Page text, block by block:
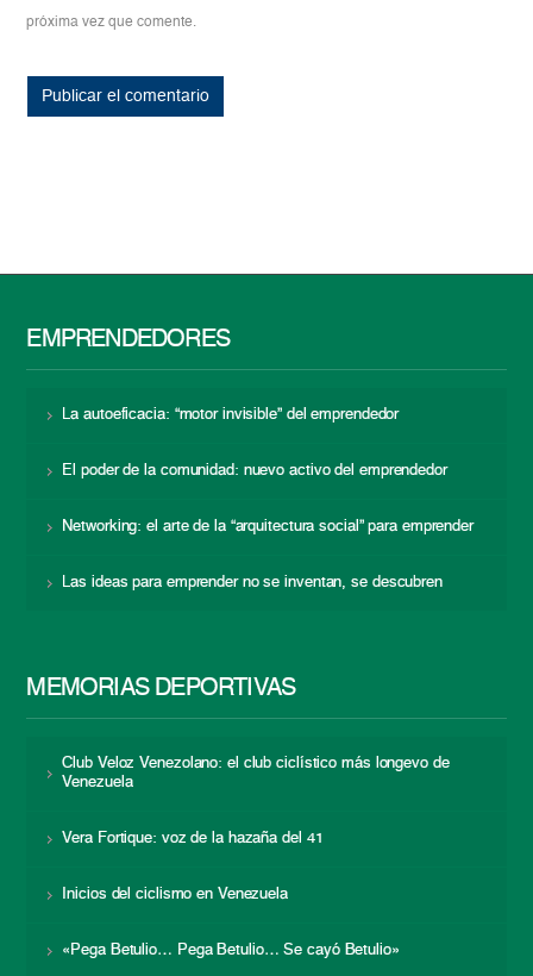
próxima vez que comente.
EMPRENDEDORES
La autoeficacia: “motor invisible” del emprendedor
El poder de la comunidad: nuevo activo del emprendedor
Networking: el arte de la “arquitectura social” para emprender
Las ideas para emprender no se inventan, se descubren
MEMORIAS DEPORTIVAS
Club Veloz Venezolano: el club ciclístico más longevo de
Venezuela
Vera Fortique: voz de la hazaña del 41
Inicios del ciclismo en Venezuela
«Pega Betulio… Pega Betulio… Se cayó Betulio»